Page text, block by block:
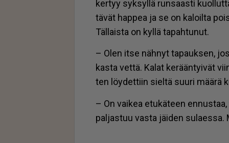
ker­tyy syk­syl­lä run­saas­ti
tä­vät hap­pea ja se on ka­loil­ta
Täl­lais­ta on kyl­lä ta­pah­tu­nut.
– Olen it­se näh­nyt ta­pauk­sen,
kas­ta vet­tä. Ka­lat ke­rään­tyi­vät
ten löy­det­tiin siel­tä suu­ri mää­rä
– On vai­kea etu­kä­teen
pal­jas­tuu vas­ta jäi­den su­la­es­sa.